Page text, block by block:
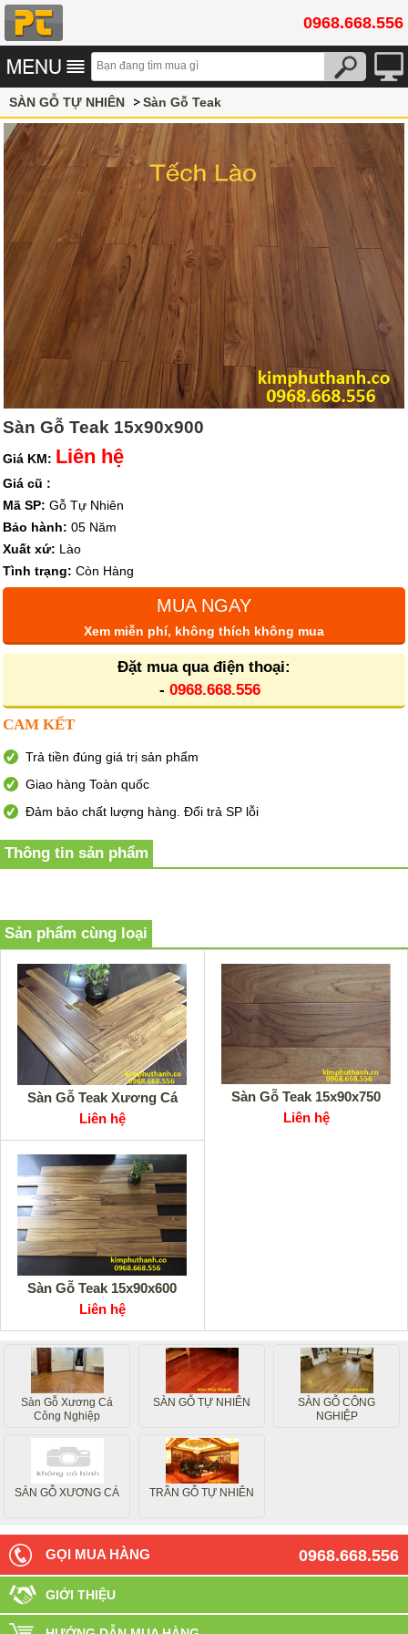
0968.668.556
SÀN GỖ TỰ NHIÊN Sàn Gỗ Teak
Sàn Gỗ Teak 15x90x900
Giá KM: Liên hệ
Giá cũ :
Mã SP: Gỗ Tự Nhiên
Bảo hành: 05 Năm
Xuất xứ: Lào
Tình trạng: Còn Hàng
MUA NGAY
Xem miễn phí, không thích không mua
Đặt mua qua điện thoại:
- 0968.668.556
CAM KẾT
Trả tiền đúng giá trị sản phẩm
Giao hàng Toàn quốc
Đảm bảo chất lượng hàng. Đổi trả SP lỗi
Thông tin sản phẩm
Sản phẩm cùng loại
Sàn Gỗ Teak Xương Cá
Liên hệ
Sàn Gỗ Teak 15x90x750
Liên hệ
Sàn Gỗ Teak 15x90x600
Liên hệ
Sàn Gỗ Xương Cá
Công Nghiệp
SÀN GỖ TỰ NHIÊN
SÀN GỖ CÔNG
NGHIỆP
SÀN GỖ XƯƠNG CÁ TRẦN GỖ TỰ NHIÊN
0968.668.556
GỌI MUA HÀNG
GIỚI THIỆU